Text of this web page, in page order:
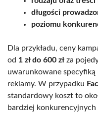
długości
poziomu
Dla przykładu, ceny
od 1 zł do 600 zł za
uwarunkowane specyfiką
reklamy. W przypadku
standardowy koszt to
bardziej